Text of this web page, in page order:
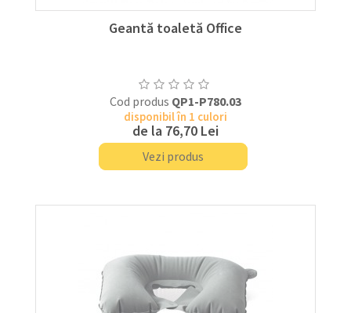
Geantă toaletă Office
Cod produs QP1-P780.03
disponibil în 1 culori
de la 76,70 Lei
Vezi produs